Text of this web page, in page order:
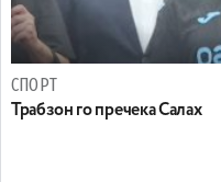
СПОРТ
Трабзон го пречека Салах